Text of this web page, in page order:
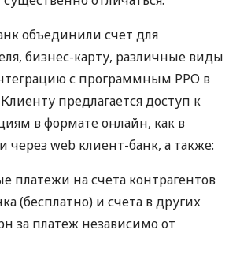
объединили счет для
бизнес-карту, различные виды
с программным РРО в
предлагается доступ к
в формате онлайн, как в
через web клиент-банк, а также:
платежи на счета контрагентов
(бесплатно) и счета в других
за платеж независимо от